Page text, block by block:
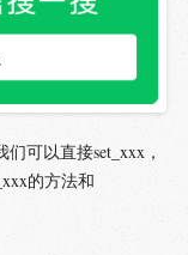
可以直接set_xxx，
的方法和